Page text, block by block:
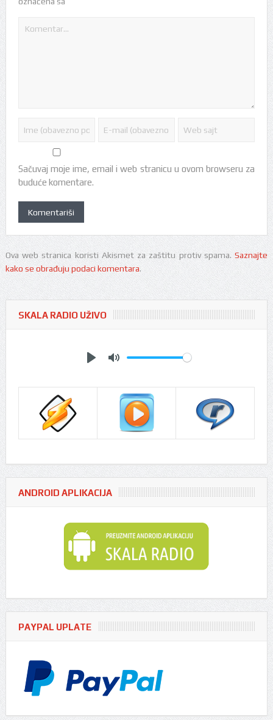
Sačuvaj moje ime, email i web stranicu u ovom browseru za
buduće komentare.
Ova web stranica koristi Akismet za zaštitu protiv spama.Saznajte
kako se obrađuju podaci komentara.
SKALA RADIO UŽIVO
ANDROID APLIKACIJA
PAYPAL UPLATE